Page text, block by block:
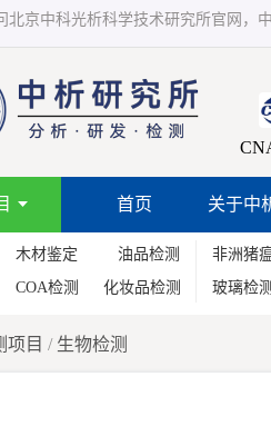
北京中科光析科学技术研究所官网，
首页 关于中
木材鉴定
油品检测
COA检测 化妆品检测
非洲猪
玻璃检测
项目 / 生物检测